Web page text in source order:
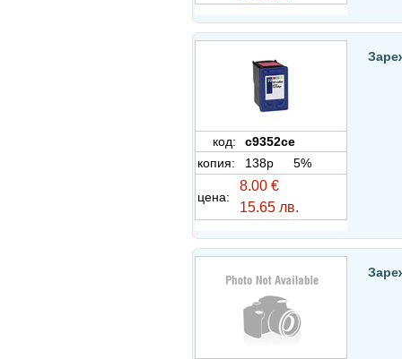
код:
c9352ce
копия:
138p 5%
цена:
8.00 €
15.65 лв.